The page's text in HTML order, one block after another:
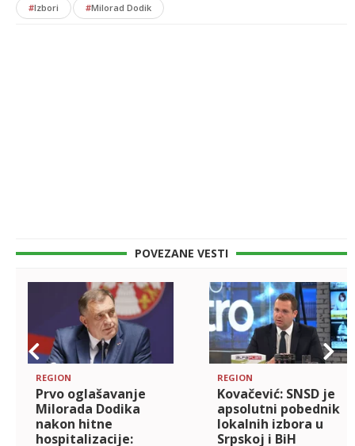
#Izbori #Milorad Dodik
POVEZANE VESTI
REGION
Prvo oglašavanje
Milorada Dodika
nakon hitne
hospitalizacije:
REGION
Kovačević: SNSD je
apsolutni pobednik
lokalnih izbora u
Srpskoj i BiH